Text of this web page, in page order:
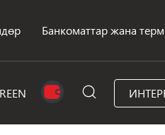
Банкоматтар жана